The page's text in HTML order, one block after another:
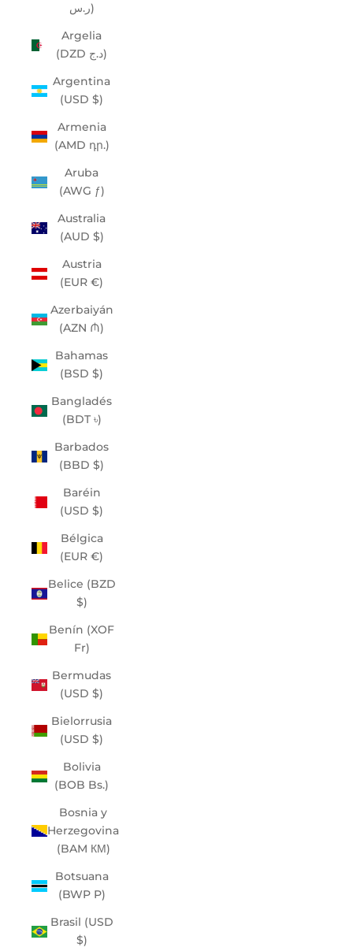
ر.س)
Argelia
(DZD د.ج)
Argentina
(USD $)
Armenia
(AMD դր.)
Aruba
(AWG ƒ)
Australia
(AUD $)
Austria
(EUR €)
Azerbaiyán
(AZN ₼)
Bahamas
(BSD $)
Bangladés
(BDT ৳)
Barbados
(BBD $)
Baréin
(USD $)
Bélgica
(EUR €)
Belice (BZD
$)
Benín (XOF
Fr)
Bermudas
(USD $)
Bielorrusia
(USD $)
Bolivia
(BOB Bs.)
Bosnia y
Herzegovina
(BAM КМ)
Botsuana
(BWP P)
Brasil (USD
$)